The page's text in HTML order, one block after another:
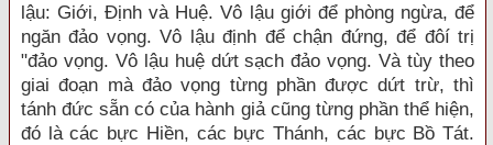
lậu: Giới, Định và Huệ. Vô lậu giới để phòng ngừa, để
ngăn đảo vọng. Vô lậu định để chận đứng, để đôí trị
"đảo vọng. Vô lậu huệ dứt sạch đảo vọng. Và tùy theo
giai đoạn mà đảo vọng từng phần được dứt trừ, thì
tánh đức sẵn có của hành giả cũng từng phần thể hiện,
đó là các bực Hiền, các bực Thánh, các bực Bồ Tát.